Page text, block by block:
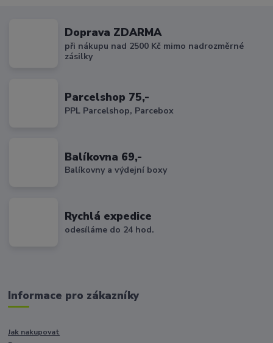
Doprava ZDARMA
při nákupu nad 2500 Kč mimo nadrozměrné
zásilky
Parcelshop 75,-
PPL Parcelshop, Parcebox
Balíkovna 69,-
Balíkovny a výdejní boxy
Rychlá expedice
odesíláme do 24 hod.
Informace pro zákazníky
Jak nakupovat